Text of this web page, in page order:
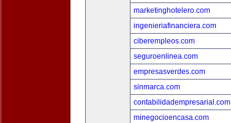
marketinghotelero.com
ingenieriafinanciera.com
ciberempleos.com
seguroenlinea.com
empresasverdes.com
sinmarca.com
contabilidadempresarial.com
minegocioencasa.com